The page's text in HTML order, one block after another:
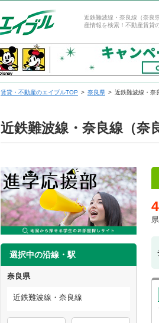
近鉄難波線・奈良線（奈良
産情報を検索！不動産賃貸
賃貸・不動産のエイブルTOP 奈良県 近鉄難波線・奈
近鉄難波線・奈良線（奈
選択中の沿線・駅
奈良県
近鉄難波線・奈良線